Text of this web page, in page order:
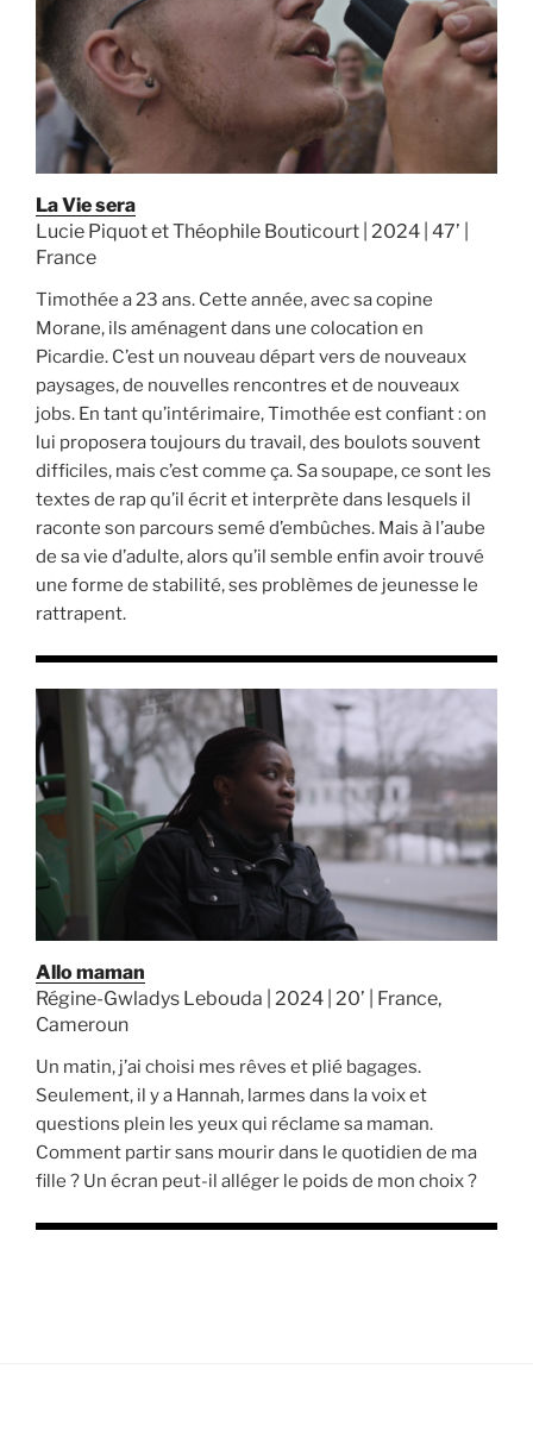
La Vie sera
Lucie Piquot et Théophile Bouticourt | 2024 | 47’ |
France
Timothée a 23 ans. Cette année, avec sa copine
Morane, ils aménagent dans une colocation en
Picardie. C’est un nouveau départ vers de nouveaux
paysages, de nouvelles rencontres et de nouveaux
jobs. En tant qu’intérimaire, Timothée est confiant : on
lui proposera toujours du travail, des boulots souvent
difficiles, mais c’est comme ça. Sa soupape, ce sont les
textes de rap qu’il écrit et interprète dans lesquels il
raconte son parcours semé d’embûches. Mais à l’aube
de sa vie d’adulte, alors qu’il semble enfin avoir trouvé
une forme de stabilité, ses problèmes de jeunesse le
rattrapent.
Allo maman
Régine-Gwladys Lebouda | 2024 | 20’ | France,
Cameroun
Un matin, j’ai choisi mes rêves et plié bagages.
Seulement, il y a Hannah, larmes dans la voix et
questions plein les yeux qui réclame sa maman.
Comment partir sans mourir dans le quotidien de ma
fille ? Un écran peut-il alléger le poids de mon choix ?